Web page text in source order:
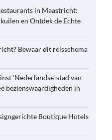
in Maastricht:
en Ontdek de Echte
Bewaar dit reisschema
‘Nederlandse’ stad van
bezienswaardigheden in
Boutique Hotels